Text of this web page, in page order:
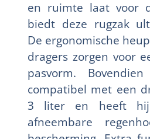
en ruimte laat voor
biedt deze rugzak
De ergonomische
dragers zorgen voor
pasvorm.
compatibel met een
3 liter en heeft hij
afneembare